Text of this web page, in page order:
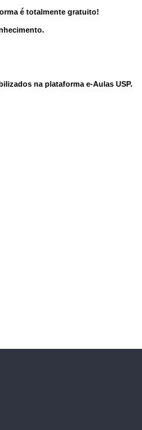
é totalmente gratuito!
na plataforma e-Aulas USP.